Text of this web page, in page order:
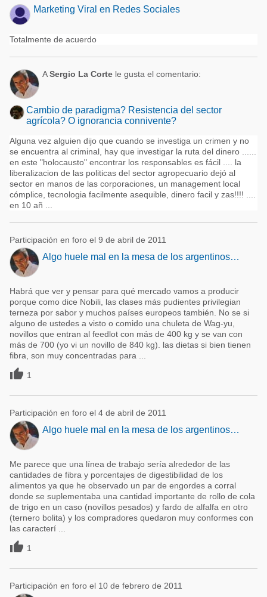
Marketing Viral en Redes Sociales
Totalmente de acuerdo
ASergio La Corte le gusta el comentario:
Cambio de paradigma? Resistencia del sector
agrícola? O ignorancia connivente?
Alguna vez alguien dijo que cuando se investiga un crimen y no
se encuentra al criminal, hay que investigar la ruta del dinero ......
en este "holocausto" encontrar los responsables es fácil .... la
liberalizacion de las politicas del sector agropecuario dejó al
sector en manos de las corporaciones, un management local
cómplice, tecnologia facilmente asequible, dinero facil y zas!!!! ....
en 10 añ ...
Participación en foro el 9 de abril de 2011
Algo huele mal en la mesa de los argentinos…
Habrá que ver y pensar para qué mercado vamos a producir
porque como dice Nobili, las clases más pudientes privilegian
terneza por sabor y muchos países europeos también. No se si
alguno de ustedes a visto o comido una chuleta de Wag-yu,
novillos que entran al feedlot con más de 400 kg y se van con
más de 700 (yo vi un novillo de 840 kg). las dietas si bien tienen
fibra, son muy concentradas para ...
 1
Participación en foro el 4 de abril de 2011
Algo huele mal en la mesa de los argentinos…
Me parece que una línea de trabajo sería alrededor de las
cantidades de fibra y porcentajes de digestibilidad de los
alimentos ya que he observado un par de engordes a corral
donde se suplementaba una cantidad importante de rollo de cola
de trigo en un caso (novillos pesados) y fardo de alfalfa en otro
(ternero bolita) y los compradores quedaron muy conformes con
las caracterí ...
 1
Participación en foro el 10 de febrero de 2011